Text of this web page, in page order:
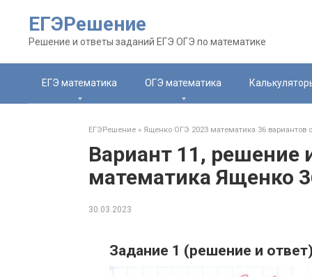
контенту
ЕГЭРешение
Решение и ответы заданий ЕГЭ ОГЭ по математике
ЕГЭ математика ОГЭ математика
ЕГЭРешение » Ященко ОГЭ 2023 математика 36
Вариант 11, решение
математика Ященко
30.03.2023
Задание 1 (решение и